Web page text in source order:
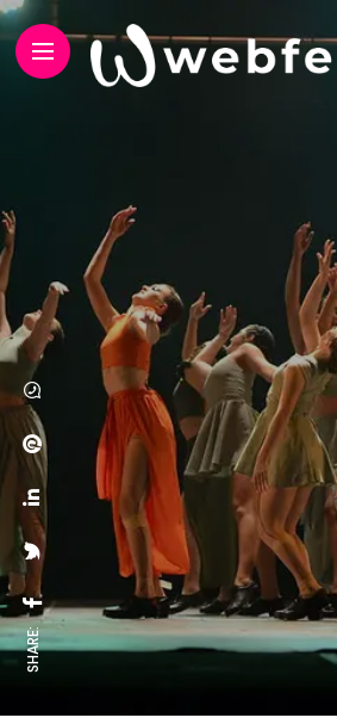
SHARE: